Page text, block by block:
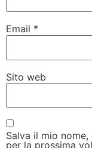
Email *
Sito web
Salva il mio
per la prossima